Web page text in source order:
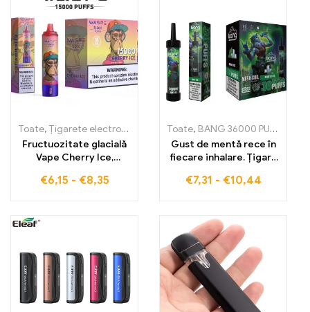
Toate, Țigarete electronice de unică folosință , Țigarete
Fructuozitate glacială
Vape Cherry Ice,
cireșe dulci și
€6,15 - €8,35
Toate, BANG 36000 PUFURI
Gust de mentă rece în
fiecare inhalare. Țigara
folosință Bang cu
senzație de răcorire
supremă
€7,31 - €10,44